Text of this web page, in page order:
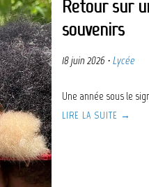
Retour sur
souvenirs
18 juin 2026 · Lycée
Une année sous le
LIRE LA SUITE →